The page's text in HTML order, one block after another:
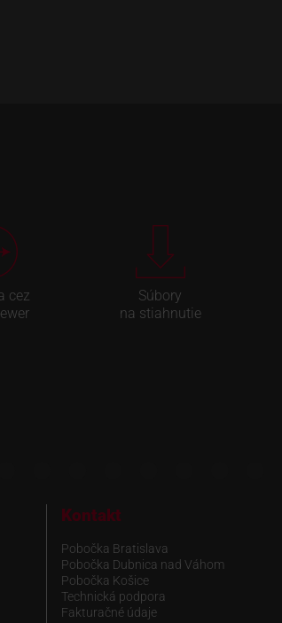
cez
Súbory
na stiahnutie
Kontakt
Pobočka Bratislava
Pobočka Dubnica nad Váhom
Pobočka Košice
Technická podpora
Fakturačné údaje